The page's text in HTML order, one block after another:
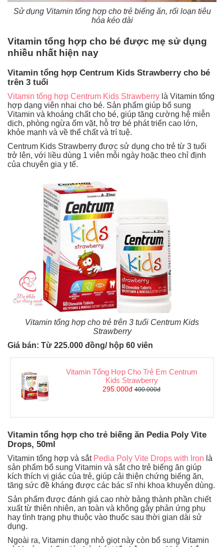
Sử dụng Vitamin tổng hợp cho trẻ biếng ăn, rối loạn tiêu
hóa kéo dài
Vitamin tổng hợp cho bé được mẹ sử dụng
nhiều nhất hiện nay
Vitamin tổng hợp Centrum Kids Strawberry cho bé
trên 3 tuổi
Vitamin tổng hợp Centrum Kids Strawberry là Vitamin tổng
hợp dạng viên nhai cho bé. Sản phẩm giúp bổ sung
Vitamin và khoáng chất cho bé, giúp tăng cường hệ miễn
dịch, phòng ngừa ốm vặt, hỗ trợ bé phát triển cao lớn,
khỏe mạnh và về thể chất và trí tuệ.
Centrum Kids Strawberry được sử dụng cho trẻ từ 3 tuổi
trở lên, với liều dùng 1 viên mỗi ngày hoặc theo chỉ định
của chuyên gia y tế.
Vitamin tổng hợp cho trẻ trên 3 tuổi Centrum Kids
Strawberry
Giá bán: Từ 225.000 đồng/ hộp 60 viên
Vitamin Tổng Hợp Cho Trẻ Em Centrum
Kids Strawberry
295.000đ400.000đ
Vitamin tổng hợp cho trẻ biếng ăn Pedia Poly Vite
Drops, 50ml
Vitamin tổng hợp và sắt Pedia Poly Vite Drops with Iron là
sản phẩm bổ sung Vitamin và sắt cho trẻ biếng ăn giúp
kích thích vị giác của trẻ, giúp cải thiện chứng biếng ăn,
tăng sức đề kháng được các bác sĩ nhi khoa khuyên dùng.
Sản phẩm được đánh giá cao nhờ bảng thành phần chiết
xuất từ thiên nhiên, an toàn và không gây phản ứng phụ
hay tình trạng phụ thuộc vào thuốc sau thời gian dài sử
dụng.
Ngoài ra, Vitamin dạng nhỏ giọt này còn bổ sung Vitamin